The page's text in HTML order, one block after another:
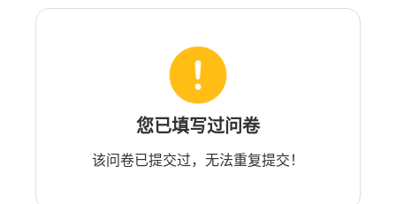
您已填写过问卷
该问卷已提交过，无法重复提交！